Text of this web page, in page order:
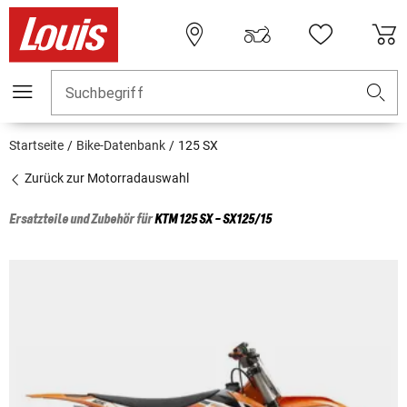
Suchbegriff
Startseite Bike-Datenbank 125 SX
Zurück zur Motorradauswahl
Ersatzteile und Zubehör fürKTM125 SX - SX125/15